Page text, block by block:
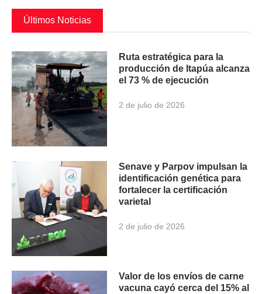
Últimos Noticias
Ruta estratégica para la
producción de Itapúa alcanza
el 73 % de ejecución
2 de julio de 2026
Senave y Parpov impulsan la
identificación genética para
fortalecer la certificación
varietal
2 de julio de 2026
Valor de los envíos de carne
vacuna cayó cerca del 15% al